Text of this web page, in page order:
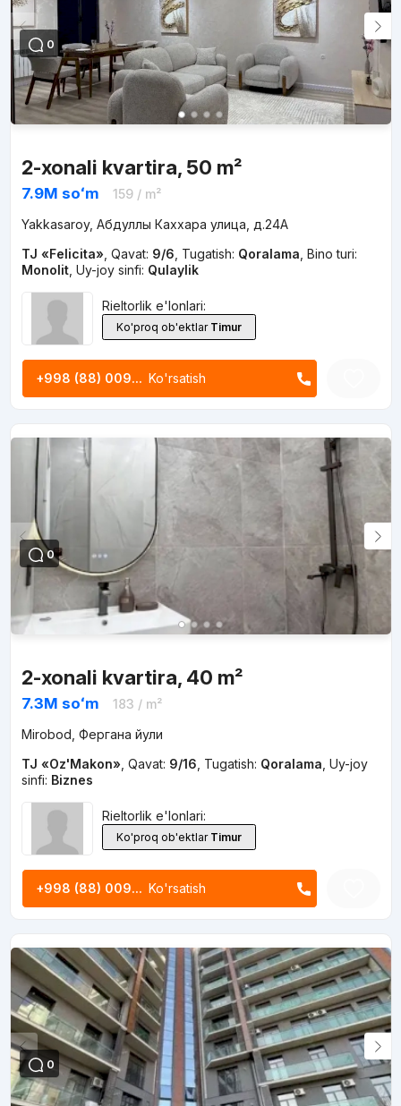
0
2-xonali kvartira, 50 m²
7.9M soʻm 159/ m²
Yakkasaroy, Абдуллы Каххара улица, д.24A
TJ «Felicita» Qavat: 9/6 Tugatish: Qoralama Bino turi:
Monolit, Uy-joy sinfi: Qulaylik
Rieltorlik e'lonlari:
Ko'proq ob'ektlar Timur
+998 (88) 009... Ko'rsatish
0
2-xonali kvartira, 40 m²
7.3M soʻm 183 / m²
Mirobod, Фергана йули
TJ «Oz'Makon» Qavat: 9/16 Tugatish: Qoralama Uy-joy
sinfi: Biznes
Rieltorlik e'lonlari:
Ko'proq ob'ektlar Timur
+998 (88) 009... Ko'rsatish
0